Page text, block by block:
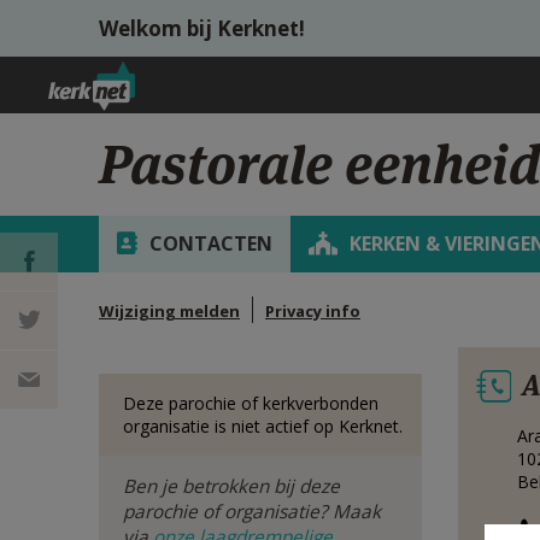
Overslaan en naar de inhoud gaan
Welkom bij Kerknet!
Pastorale
CONTACTEN KERKEN &
Wijziging melden Privacy info
DEEL OP
FACEBOOK
DEEL OP
Deze parochie of kerkverbonden
organisatie is niet actief op Kerknet.
Ben je betrokken bij deze
parochie of organisatie? Maak